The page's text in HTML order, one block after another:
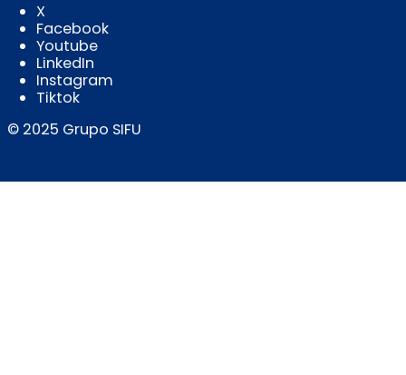
X
Facebook
Youtube
LinkedIn
Instagram
Tiktok
© 2025 Grupo SIFU